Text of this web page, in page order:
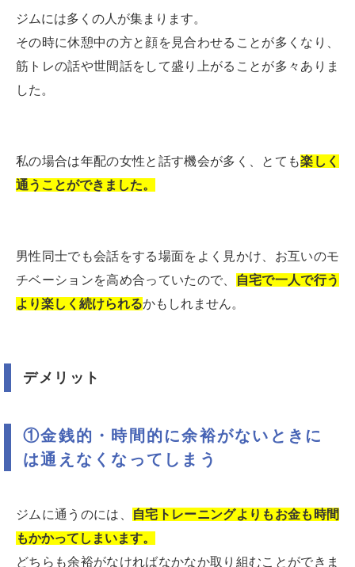
ジムには多くの人が集まります。
その時に休憩中の方と顔を見合わせることが多くなり、
筋トレの話や世間話をして盛り上がることが多々ありま
した。
私の場合は年配の女性と話す機会が多く、とても楽しく
通うことができました。
男性同士でも会話をする場面をよく見かけ、お互いのモ
チベーションを高め合っていたので、
自宅で一人で行う
より楽しく続けられるかもしれません。
デメリット
①金銭的・時間的に余裕がないときに
は通えなくなってしまう
ジムに通うのには、
自宅トレーニングよりもお金も時間
もかかってしまいます。
どちらも余裕がなければなかなか取り組むことができま